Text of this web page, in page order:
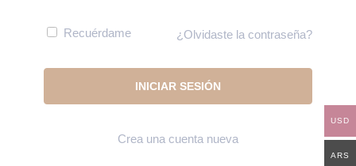
Recuérdame ¿Olvidaste la contraseña?
Crea una cuenta nueva
USD
ARS